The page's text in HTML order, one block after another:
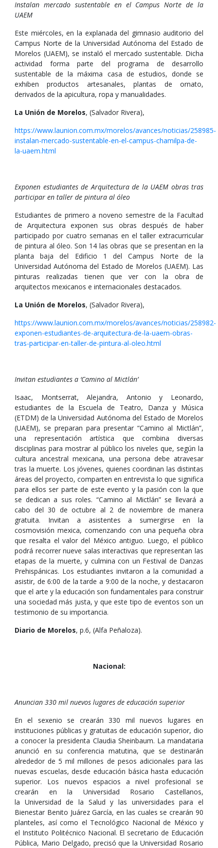
Instalan mercado sustentable en el Campus Norte de la
UAEM
Este miércoles, en la explanada del gimnasio auditorio del
Campus Norte de la Universidad Autónoma del Estado de
Morelos (UAEM), se instaló el mercado sustentable. Dicha
actividad forma parte del programa de desarrollo
sustentable de la máxima casa de estudios, donde se
exhiben productos artesanales, plantas de ornato,
derivados de la apicultura, ropa y manualidades.
La Unión de Morelos, (Salvador Rivera),
https://www.launion.com.mx/morelos/avances/noticias/258985-
instalan-mercado-sustentable-en-el-campus-chamilpa-de-
la-uaem.html
Exponen estudiantes de Arquitectura de la UAEM obras tras
participar en taller de pintura al óleo
Estudiantes de primero a noveno semestre de la Facultad
de Arquitectura exponen sus obras después de haber
participado por cuatro semanas en el taller extracurricular
de pintura al óleo. Son 14 las obras que se presentan en la
planta baja del Edificio 1 del Campus Norte de la
Universidad Autónoma del Estado de Morelos (UAEM). Las
pinturas realizadas tienen que ver con la obra de
arquitectos mexicanos e internacionales destacados.
La Unión de Morelos, (Salvador Rivera),
https://www.launion.com.mx/morelos/avances/noticias/258982-
exponen-estudiantes-de-arquitectura-de-la-uaem-obras-
tras-participar-en-taller-de-pintura-al-oleo.html
Invitan estudiantes a ‘Camino al Mictlán’
Isaac, Montserrat, Alejandra, Antonio y Leonardo,
estudiantes de la Escuela de Teatro, Danza y Música
(ETDM) de la Universidad Autónoma del Estado de Morelos
(UAEM), se preparan para presentar “Camino al Mictlán”,
una representación artística que combina diversas
disciplinas para mostrar al público los niveles que, según la
cultura ancestral mexicana, una persona debe atravesar
tras la muerte. Los jóvenes, quienes coordinan las distintas
áreas del proyecto, comparten en entrevista lo que significa
para ellos ser parte de este evento y la pasión con la que
se dedican a sus roles. “Camino al Mictlán” se llevará a
cabo del 30 de octubre al 2 de noviembre de manera
gratuita. Invitan a asistentes a sumergirse en la
cosmovisión mexica, comenzando con una pequeña obra
que resalta el valor del México antiguo. Luego, el público
podrá recorrer nueve salas interactivas que representan las
etapas de la muerte, y culmina con un Festival de Danzas
Prehispánicas. Los estudiantes invitaron a la comunidad a
asistir, de 6:00 de la tarde a 9:00 de la noche, y destacaron
que el arte y la educación son fundamentales para construir
una sociedad más justa, y que este tipo de eventos son un
testimonio de su importancia.
Diario de Morelos, p.6, (Alfa Peñaloza).
Nacional:
Anuncian 330 mil nuevos lugares de educación superior
En el sexenio se crearán 330 mil nuevos lugares en
instituciones públicas y gratuitas de educación superior, dio
a conocer la presidenta Claudia Sheinbaum. La mandataria
anunció en su conferencia matutina, que se destinarán
alrededor de 5 mil millones de pesos adicionales para las
nuevas escuelas, desde educación básica hasta educación
superior. Los nuevos espacios a nivel profesional se
crearán en la Universidad Rosario Castellanos,
la Universidad de la Salud y las universidades para el
Bienestar Benito Juárez García, en las cuales se crearán 90
planteles, así como el Tecnológico Nacional de México y
el Instituto Politécnico Nacional. El secretario de Educación
Pública, Mario Delgado, precisó que la Universidad Rosario